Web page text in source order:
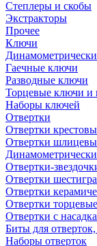
Степлеры и скобы
Экстракторы
Прочее
Ключи
Гаечные ключи
Разводные ключи
Торцевые ключи и
Наборы ключей
Отвертки
Отвертки
Отвертки
Отвертки-
Отвертки
Отвертки
Отвертки торцевые
Отвертки с
Биты для
Наборы отверток